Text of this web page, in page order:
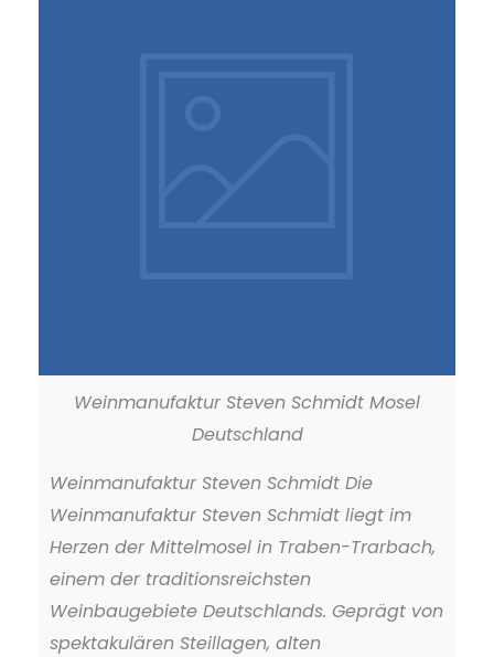
Weinmanufaktur Steven Schmidt Mosel
Deutschland
Weinmanufaktur Steven Schmidt Die
Weinmanufaktur Steven Schmidt liegt im
Herzen der Mittelmosel in Traben-Trarbach,
einem der traditionsreichsten
Weinbaugebiete Deutschlands. Geprägt von
spektakulären Steillagen, alten